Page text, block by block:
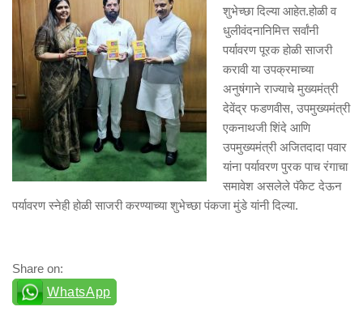
शुभेच्छा दिल्या आहेत.होळी व
धुलीवंदनानिमित्त सर्वांनी
पर्यावरण पूरक होळी साजरी
करावी या उपक्रमाच्या
अनुषंगाने राज्याचे मुख्यमंत्री
देवेंद्र फडणवीस, उपमुख्यमंत्री
एकनाथजी शिंदे आणि
उपमुख्यमंत्री अजितदादा पवार
यांना पर्यावरण पुरक पाच रंगाचा
समावेश असलेले पॅकेट देऊन
पर्यावरण स्नेही होळी साजरी करण्याच्या शुभेच्छा पंकजा मुंडे यांनी दिल्या.
Share on:
WhatsApp